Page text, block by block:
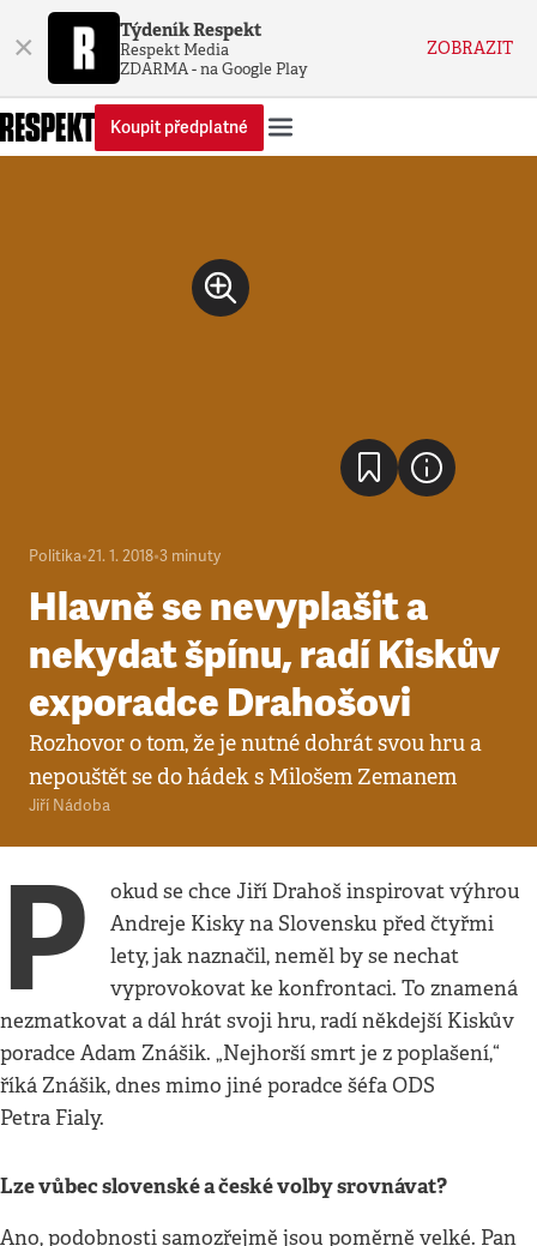
× Týdeník Respekt
Respekt Media
ZDARMA - na Google Play
ZOBRAZIT
Koupit předplatné
Politika•21. 1. 2018•3 minuty
Hlavně se nevyplašit a
nekydat špínu, radí Kiskův
exporadce Drahošovi
Rozhovor o tom, že je nutné dohrát svou hru a
nepouštět se do hádek s Milošem Zemanem
Jiří Nádoba
P
okud se chce Jiří Drahoš inspirovat výhrou
Andreje Kisky na Slovensku před čtyřmi
lety, jak naznačil, neměl by se nechat
vyprovokovat ke konfrontaci. To znamená
nezmatkovat a dál hrát svoji hru, radí někdejší Kiskův
poradce Adam Znášik. „Nejhorší smrt je z poplašení,“
říká Znášik, dnes mimo jiné poradce šéfa ODS
Petra Fialy.
Lze vůbec slovenské a české volby srovnávat?
Ano, podobnosti samozřejmě jsou poměrně velké. Pan